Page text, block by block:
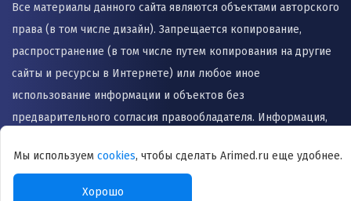
Все материалы данного сайта являются объектами авторского
права (в том числе дизайн). Запрещается копирование,
распространение (в том числе путем копирования на другие
сайты и ресурсы в Интернете) или любое иное
использование информации и объектов без
предварительного согласия правообладателя. Информация,
может быть использована для назначения лечения и
Мы используем cookies, чтобы сделать Arimed.ru еще удобнее.
Хорошо